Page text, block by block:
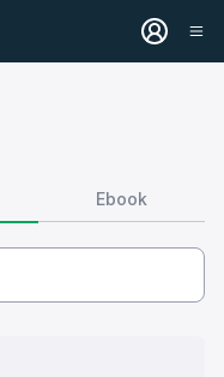
Ebook